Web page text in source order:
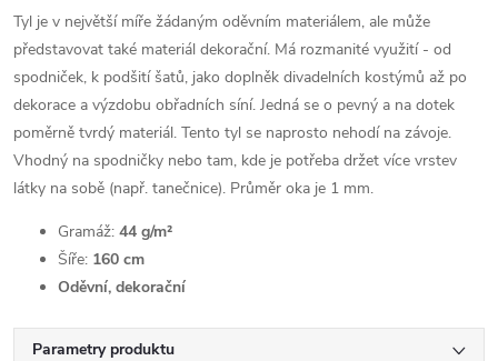
Tyl je v největší míře žádaným oděvním materiálem, ale může
představovat také materiál dekorační. Má rozmanité využití - od
spodniček, k podšití šatů, jako doplněk divadelních kostýmů až po
dekorace a výzdobu obřadních síní. Jedná se o pevný a na dotek
poměrně tvrdý materiál. Tento tyl se naprosto nehodí na závoje.
Vhodný na spodničky nebo tam, kde je potřeba držet více vrstev
látky na sobě (např. tanečnice). Průměr oka je 1 mm.
Gramáž: 44 g/m²
Šíře: 160 cm
Oděvní, dekorační
Parametry produktu